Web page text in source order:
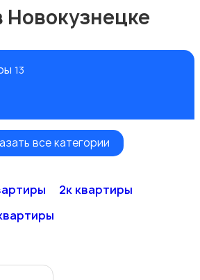
Новокузнецке
13
все категории
2к квартиры